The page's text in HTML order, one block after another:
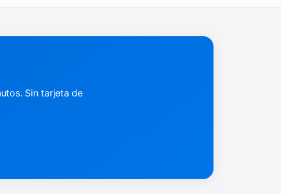
Sin tarjeta de